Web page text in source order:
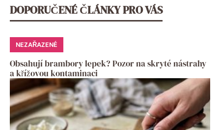
DOPORUČENÉ ČLÁNKY PRO VÁS
NEZAŘAZENÉ
Obsahují brambory lepek? Pozor na skryté nástrahy
a křížovou kontaminaci